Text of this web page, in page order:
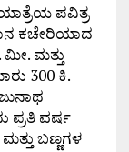
ಪವಿತ್ರ
ಕಚೇರಿಯಾದ
ಮತ್ತು
300 ಕಿ.
ಪ್ರತಿ ವರ್ಷ
ಬಣ್ಣಗಳ